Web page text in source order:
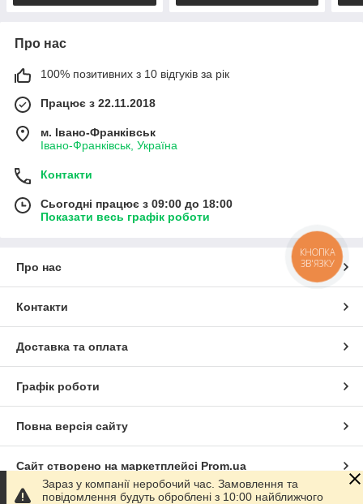
Про нас
100% позитивних з 10 відгуків за рік
Працює з 22.11.2018
м. Івано-Франківськ
Івано-Франківськ, Україна
Контакти
Сьогодні працює з 09:00 до 18:00
Показати весь графік роботи
Про нас
Контакти
Доставка та оплата
Графік роботи
Повна версія сайту
Сайт створено на маркетплейсі Prom.ua
Зараз у компанії неробочий час. Замовлення та
повідомлення будуть оброблені з 10:00 найближчого
КНОПКА
ЗВ'ЯЗКУ